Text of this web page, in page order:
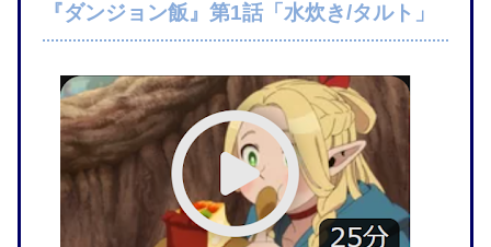
『ダンジョン飯』第1話「水炊き/タルト」